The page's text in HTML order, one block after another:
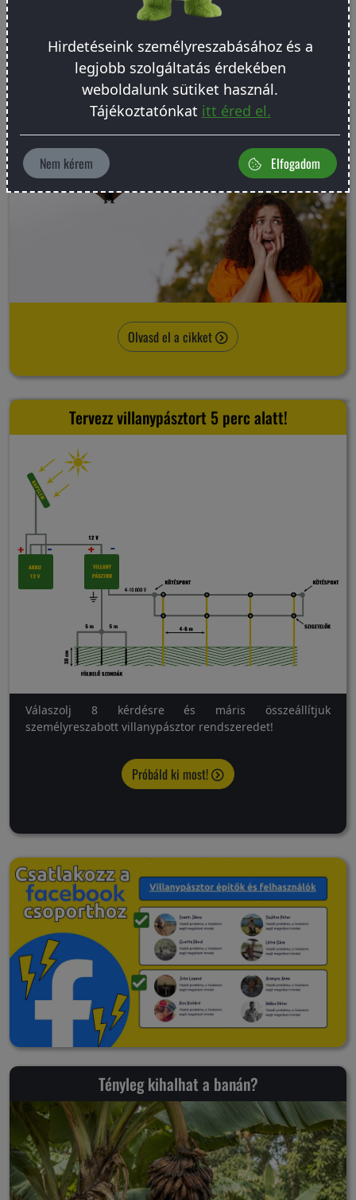
Tudj meg többet
Gyakorlati tudnivalók a denevérekről
Olvasd el a cikket
Tervezz villanypásztort 5 perc alatt!
Válaszolj 8 kérdésre és máris összeállítjuk
személyreszabott villanypásztor rendszeredet!
Próbáld ki most!
Tényleg kihalhat a banán?
Hirdetéseink személyreszabásához és a
legjobb szolgáltatás érdekében
weboldalunk sütiket használ.
Tájékoztatónkat itt éred el.
Nem kérem Elfogadom